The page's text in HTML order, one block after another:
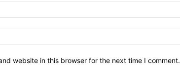
website in this browser for the next time I comment.